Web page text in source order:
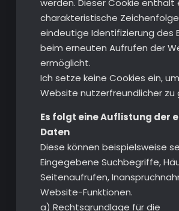
werden. Dieser Cookie enthält
charakteristische
eindeutige Identifizierung des
beim erneuten Aufrufen der
ermöglicht.
Ich setze keine Cookies ein,
Website nutzerfreundlicher zu
Es folgt eine Auflistung der
Daten
Diese können beispielsweise
Eingegebene Suchbegriffe,
Seitenaufrufen,
Website-Funktionen.
a) Rechtsgrundlage für die